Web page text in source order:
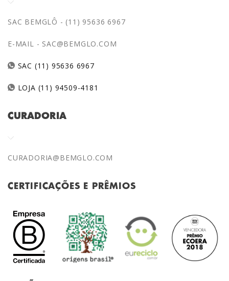
SAC BEMGLÔ - (11) 95636 6967
E-MAIL - SAC@BEMGLO.COM
SAC (11) 95636 6967
LOJA (11) 94509-4181
CURADORIA
CURADORIA@BEMGLO.COM
CERTIFICAÇÕES E PRÊMIOS